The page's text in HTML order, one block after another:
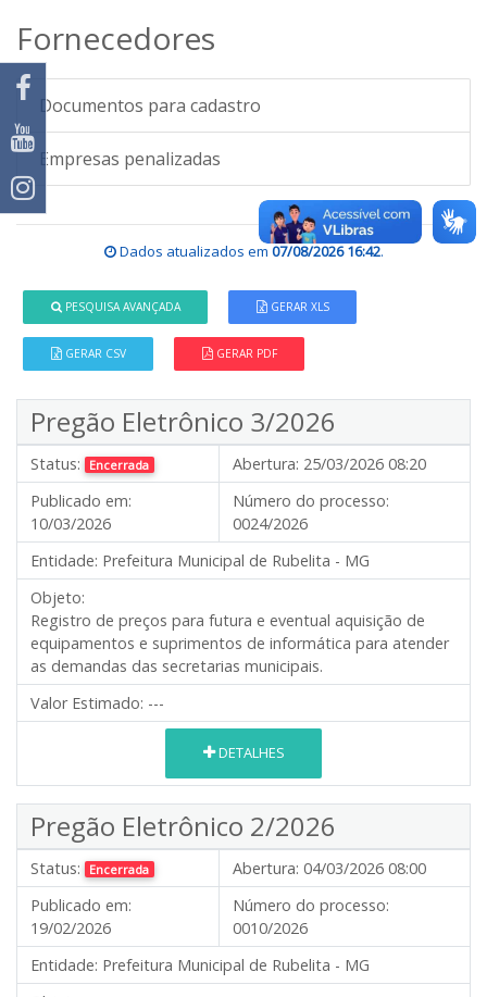
Fornecedores
Documentos para cadastro
Empresas penalizadas
Dados atualizados em 07/08/2026 16:42.
PESQUISA AVANÇADA GERAR XLS
GERAR CSV GERAR PDF
Pregão Eletrônico 3/2026
Status: Encerrada Abertura: 25/03/2026 08:20
Publicado em:
10/03/2026
Número do processo:
0024/2026
Entidade: Prefeitura Municipal de Rubelita - MG
Objeto:
Registro de preços para futura e eventual aquisição de
equipamentos e suprimentos de informática para atender
as demandas das secretarias municipais.
Valor Estimado: ---
DETALHES
Pregão Eletrônico 2/2026
Status: Encerrada Abertura: 04/03/2026 08:00
Publicado em:
19/02/2026
Número do processo:
0010/2026
Entidade: Prefeitura Municipal de Rubelita - MG